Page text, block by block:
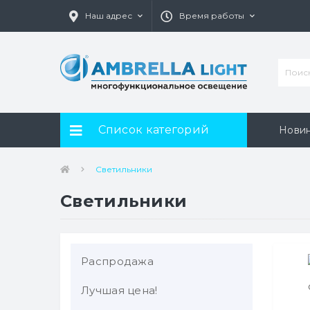
Наш адрес Время работы
Список категорий
Светильники
Светильники
Распродажа
Лучшая цена!